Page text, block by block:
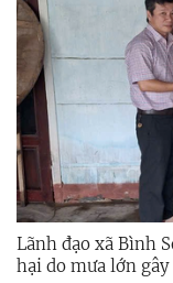
Lãnh đạo xã Bình
hại do mưa lớn gây